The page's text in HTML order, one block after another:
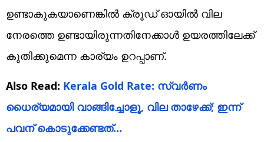
ഉണ്ടാകുകയാണെങ്കില്‍ ക്രൂഡ് ഓയില്‍ വില
നേരത്തെ ഉണ്ടായിരുന്നതിനേക്കാള്‍ ഉയരത്തിലേക്ക്
കുതിക്കുമെന്ന കാര്യം ഉറപ്പാണ്.
Also Read: Kerala Gold Rate: സ്വർണം
ധൈര്യമായി വാങ്ങിച്ചോളൂ, വില താഴേക്ക്; ഇന്ന്
പവന് കൊടുക്കേണ്ടത്…